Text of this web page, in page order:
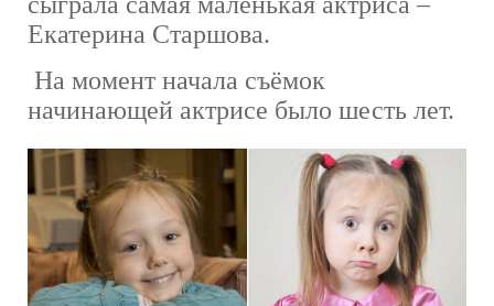
Екатерина Старшова.
На момент начала съёмок
начинающей актрисе было шесть лет.